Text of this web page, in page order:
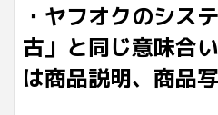
・ヤフオクのシス
古」と同じ意味合
は商品説明、商品